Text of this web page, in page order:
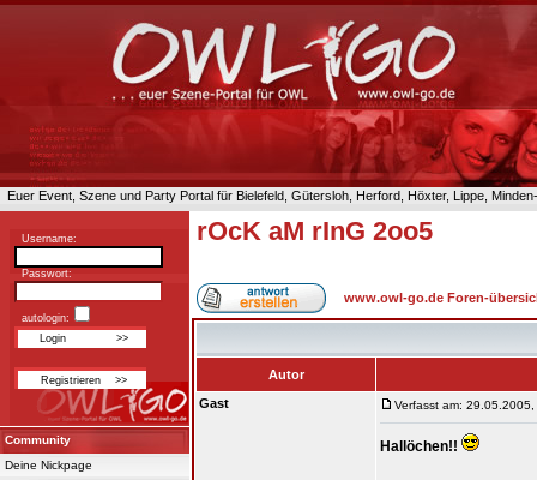
Euer Event, Szene und Party Portal für Bielefeld, Gütersloh, Herford, Höxter, Lippe,
Username:
Passwort:
autologin:
Community
Deine Nickpage
rOcK aM rInG 2oo5
www.owl-go.de Foren-
Autor
Gast
Verfasst am: 29.05.2005,
Hallöchen!!